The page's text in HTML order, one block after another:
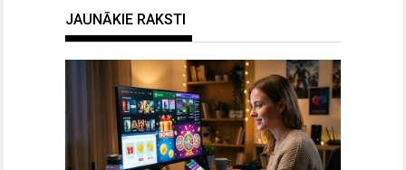
JAUNĀKIE RAKSTI